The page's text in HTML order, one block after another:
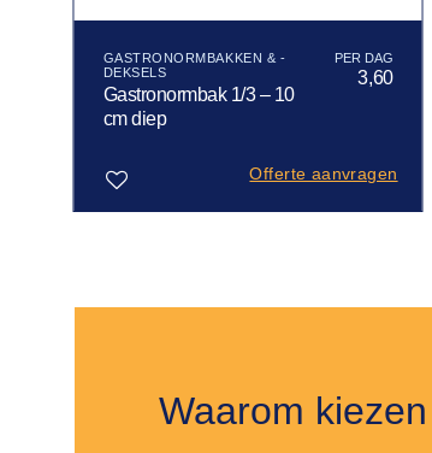
GASTRONORMBAKKEN & -
DEKSELS
Gastronormbak 1/3 – 10
cm diep
3,60
Offerte aanvragen
Waarom